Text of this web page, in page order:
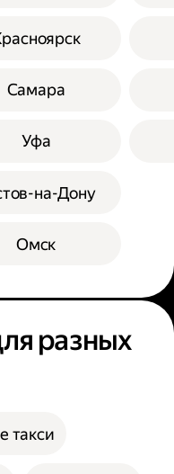
Самара
Уфа
на-Дону
Омск
разных
такси